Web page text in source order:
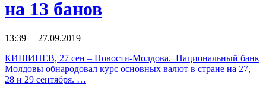
на 13 банов
13:39 27.09.2019
КИШИНЕВ, 27 сен – Новости-Молдова. Национальный банк
Молдовы обнародовал курс основных валют в стране на 27,
28 и 29 сентября. …